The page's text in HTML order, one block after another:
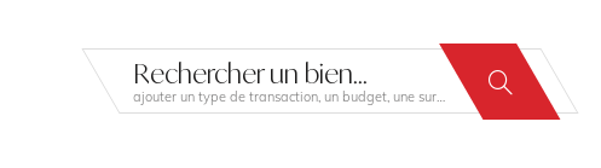
Rechercher un bien...